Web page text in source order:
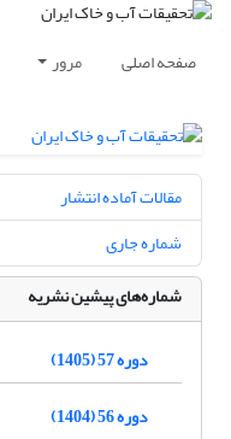
صفحه اصلی مرور
مقالات آماده انتشار
شماره جاری
شماره‌های پیشین نشریه
دوره 57 (1405)
دوره 56 (1404)